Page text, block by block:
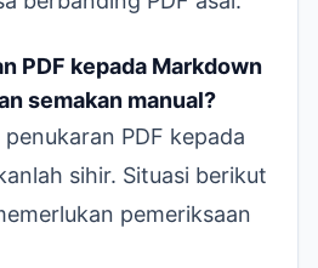
PDF kepada Markdown
semakan manual?
PDF kepada
sihir. Situasi berikut
pemeriksaan